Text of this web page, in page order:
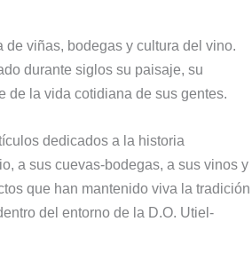
de viñas, bodegas y cultura del vino.
durante siglos su paisaje, su
de la vida cotidiana de sus gentes.
dedicados a la historia
a sus cuevas-bodegas, a sus vinos y
que han mantenido viva la tradición
del entorno de la D.O. Utiel-